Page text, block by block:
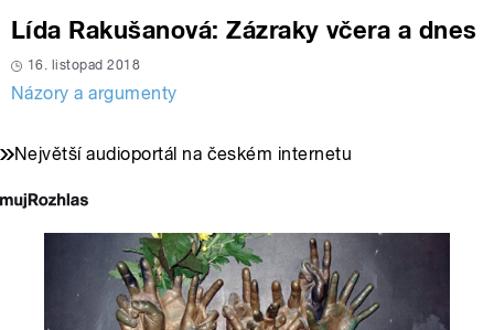
Lída Rakušanová: Zázraky včera a dnes
16. listopad 2018
Názory a argumenty
Největší audioportál na českém internetu